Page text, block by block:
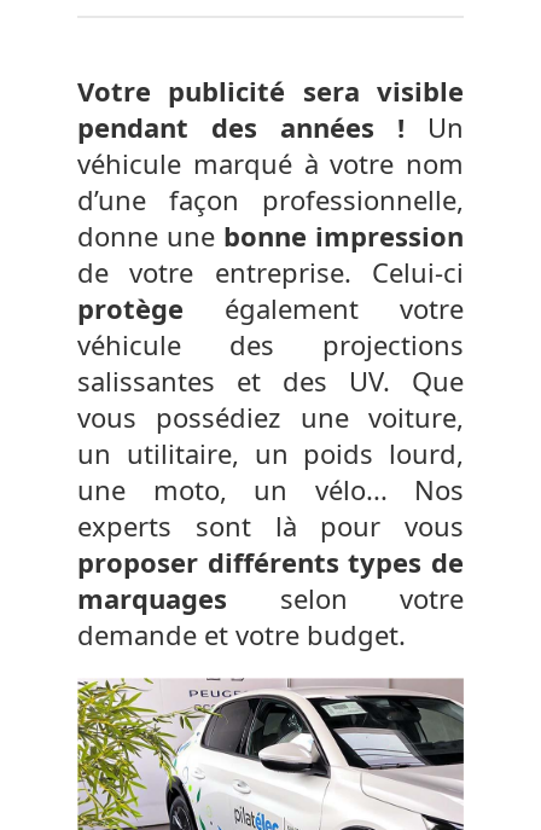
Votre publicité sera visible
pendant des années ! Un
véhicule marqué à votre nom
d’une façon professionnelle,
donne une bonne impression
de votre entreprise. Celui-ci
protège également votre
véhicule des projections
salissantes et des UV. Que
vous possédiez une voiture,
un utilitaire, un poids lourd,
une moto, un vélo... Nos
experts sont là pour vous
proposer différents types de
marquages selon votre
demande et votre budget.